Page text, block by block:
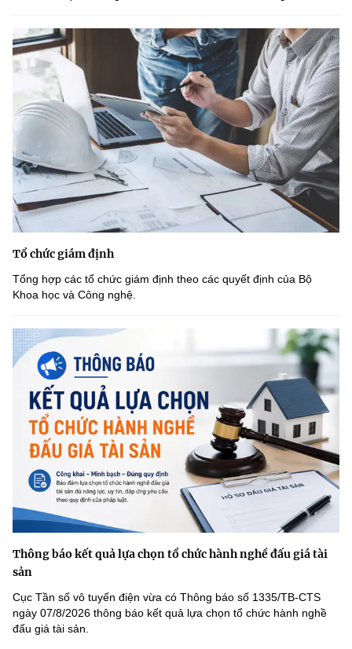
Tổ chức giám định
Tổng hợp các tổ chức giám định theo các quyết định của Bộ
Khoa học và Công nghệ.
Thông báo kết quả lựa chọn tổ chức hành nghề đấu giá tài
sản
Cục Tần số vô tuyến điện vừa có Thông báo số 1335/TB-CTS
ngày 07/8/2026 thông báo kết quả lựa chọn tổ chức hành nghề
đấu giá tài sản.